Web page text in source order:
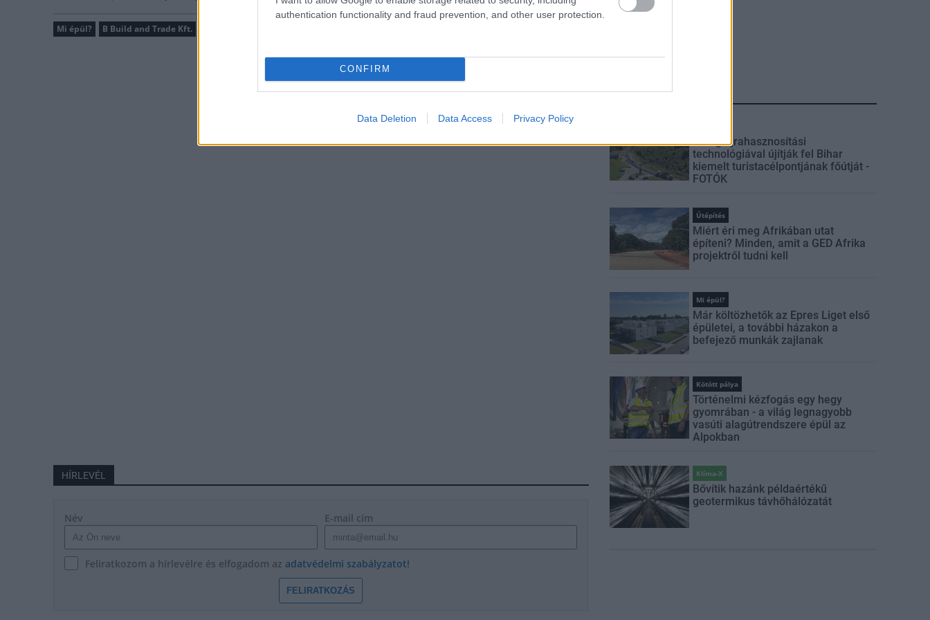
authentication functionality and fraud prevention, and other user protection.
CONFIRM
Data Deletion Data Access Privacy Policy
Mi épül? B Build and Trade Kft.
HÍRLEVÉL
Név E-mail cím
Feliratkozom a hírlevélre és elfogadom az adatvédelmi szabályzatot!
FELIRATKOZÁS
LEGFRISSEBB
Hideg újrahasznosítási
technológiával újítják fel Bihar
kiemelt turistacélpontjának főútját -
FOTÓK
Útépítés
Miért éri meg Afrikában utat
építeni? Minden, amit a GED Afrika
projektről tudni kell
Mi épül?
Már költözhetők az Epres Liget első
épületei, a további házakon a
befejező munkák zajlanak
Kötött pálya
Történelmi kézfogás egy hegy
gyomrában - a világ legnagyobb
vasúti alagútrendszere épül az
Alpokban
Klíma-X
Bővítik hazánk példaértékű
geotermikus távhőhálózatát